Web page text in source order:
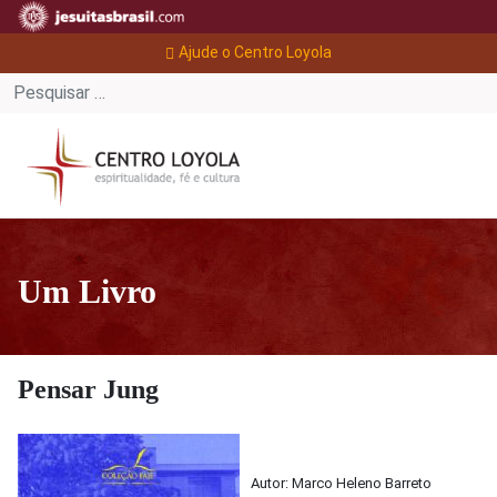
Ajude o Centro Loyola
Um Livro
Pensar Jung
Autor: Marco Heleno Barreto